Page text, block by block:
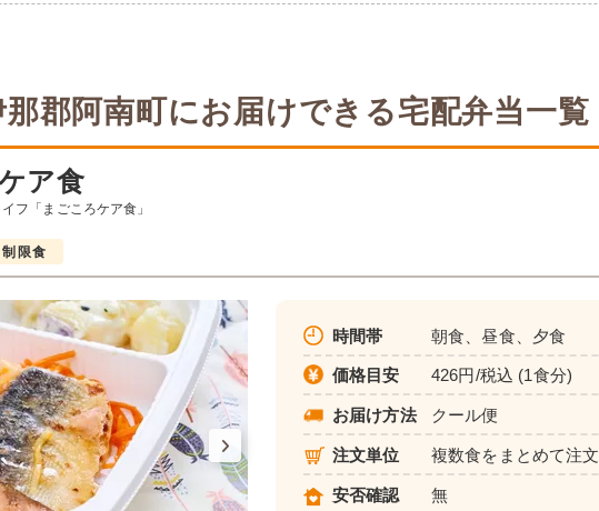
郡阿南町にお届けできる宅配弁当一覧
ア食
フ「まごころケア食」
制限食
時間帯 朝食、昼食、夕食
価格目安 426円/税込 (1食分)
お届け方法 クール便
注文単位 複数食をまとめて注文
安否確認 無